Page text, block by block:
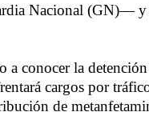
Nacional (GN)— y
conocer la detención
cargos por
de